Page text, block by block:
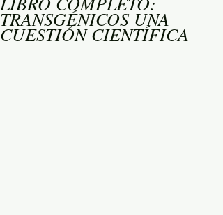
TRANSGÉNICOS UNA
CUESTIÓN CIENTÍFICA